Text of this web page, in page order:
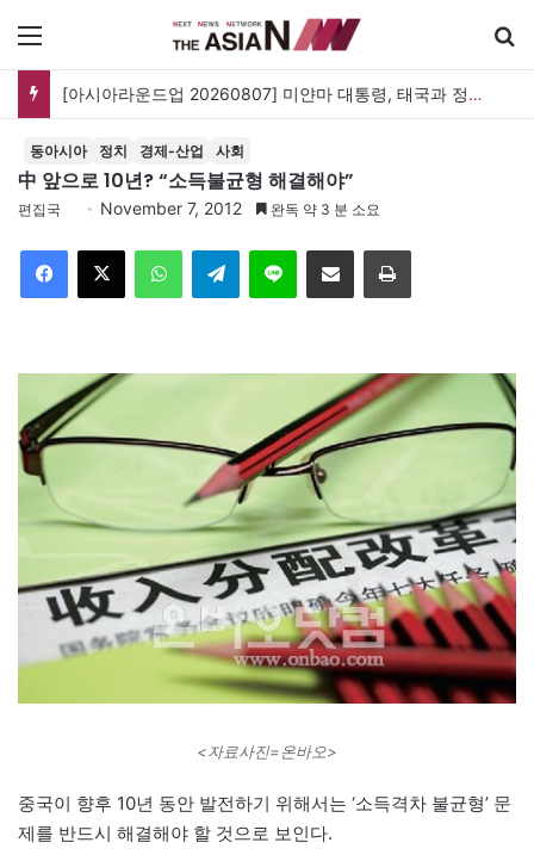
[아시아라운드업 20260807] 미얀마 대통령, 태국과 정상회담…아세안 관계개선 모색
동아시아 정치 경제-산업 사회
中 앞으로 10년? “소득불균형 해결해야”
편집국 November 7, 2012 완독 약 3 분 소요
Telegram 이메일
<자료사진=온바오>
중국이 향후 10년 동안 발전하기 위해서는 ‘소득격차 불균형’ 문
제를 반드시 해결해야 할 것으로 보인다.